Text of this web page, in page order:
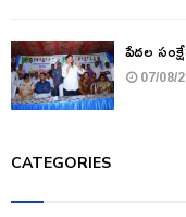
పేదల
07/08/
CATEGORIES